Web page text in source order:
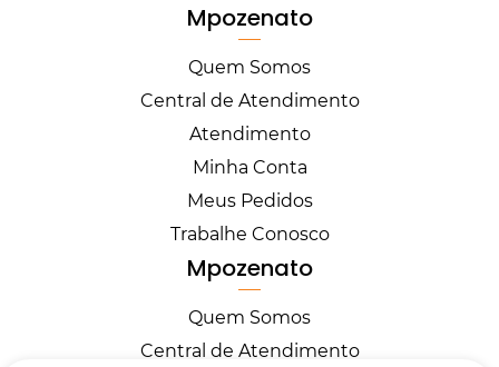
Mpozenato
Quem Somos
Central de Atendimento
Atendimento
Minha Conta
Meus Pedidos
Trabalhe Conosco
Mpozenato
Quem Somos
Central de Atendimento